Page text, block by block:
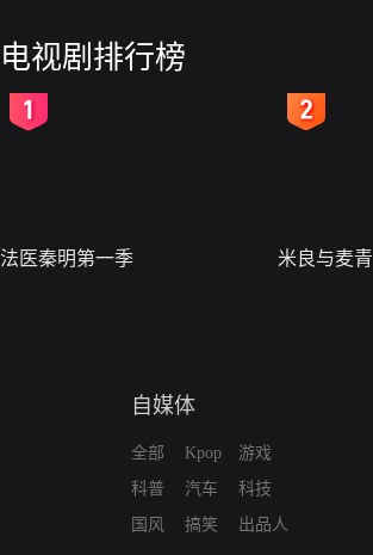
电视剧排行榜
法医秦明第一季 米良与麦青
自媒体
全部
科普
国风
Kpop
汽车
搞笑
游戏
科技
出品人